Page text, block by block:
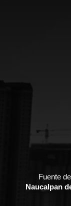
Fuente
Naucalpan